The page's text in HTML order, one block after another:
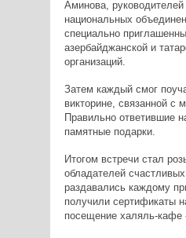
Аминова, руководителей
национальных
специально
азербайджанской и
организаций.
Затем каждый смог
викторине, связанной с
Правильно ответившие
памятные подарки.
Итогом встречи стал
обладателей
раздавались каждому
получили сертификаты
посещение халяль-кафе